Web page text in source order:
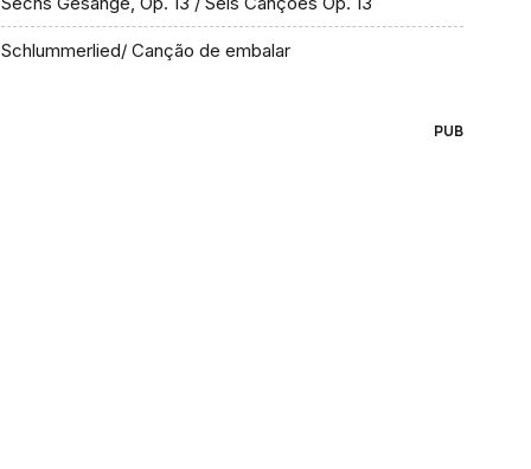
Schlummerlied/ Canção de embalar
PUB